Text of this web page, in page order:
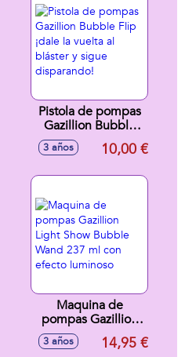
Pistola de pompas
Gazillion Bubble
Flip ¡dale la vuelta
al bláster y sigue
3 años 10,00 €
Maquina de
pompas Gazillion
Light Show Bubble
Wand 237 ml con
3 años 14,95 €